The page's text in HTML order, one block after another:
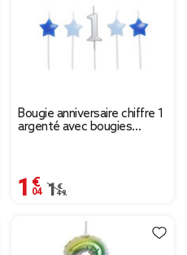
Bougie anniversaire chiffre 1
argenté avec bougies
1,04 €
Prix remisé de 1,49 €
1,49 €